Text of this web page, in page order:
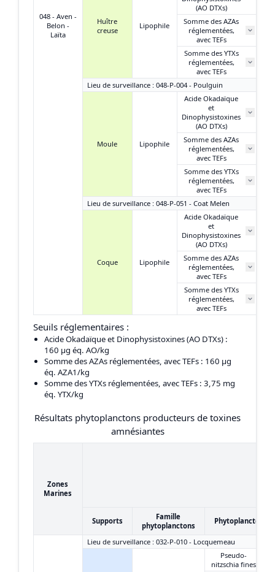
048 - Aven -
Belon -
Laïta
Huître
creuse
Lipophile
(AO DTXs)
Somme des AZAs
réglementées,
avec TEFs
Somme des YTXs
réglementées,
avec TEFs
Lieu de surveillance : 048-P-004 - Poulguin
Moule Lipophile
Acide Okadaïque
et
Dinophysistoxines
(AO DTXs)
Somme des AZAs
réglementées,
avec TEFs
Somme des YTXs
réglementées,
avec TEFs
Lieu de surveillance : 048-P-051 - Coat Melen
Coque Lipophile
Acide Okadaïque
et
Dinophysistoxines
(AO DTXs)
Somme des AZAs
réglementées,
avec TEFs
Somme des YTXs
réglementées,
avec TEFs
Seuils réglementaires :
Acide Okadaïque et Dinophysistoxines (AO DTXs) :
160 μg éq. AO/kg
Somme des AZAs réglementées, avec TEFs : 160 μg
éq. AZA1/kg
Somme des YTXs réglementées, avec TEFs : 3,75 mg
éq. YTX/kg
Résultats phytoplanctons producteurs de toxines
amnésiantes
Zones
Marines
Supports
Famille
phytoplanctons
Phytoplanctons
Lieu de surveillance : 032-P-010 - Locquemeau
Pseudo-
nitzschia fines